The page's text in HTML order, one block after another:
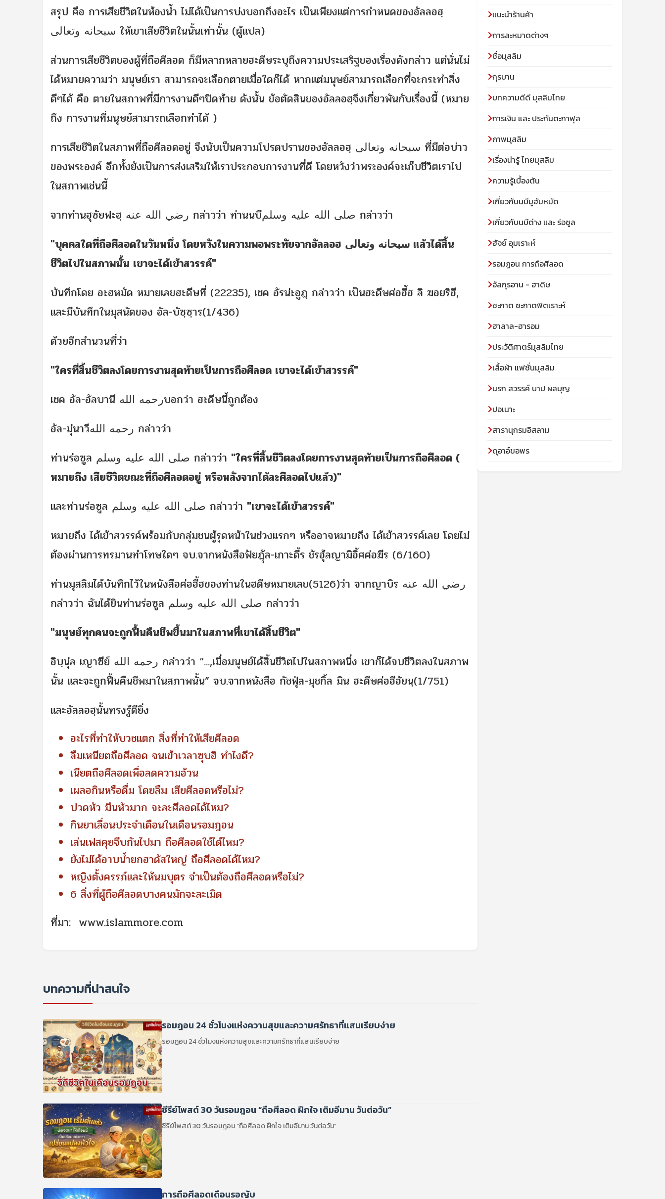
สรุป คือ การเสียชีวิตในห้องน้ำ ไม่ได้เป็นการบ่งบอกถึงอะไร เป็นเพียงแต่การกำหนดของอัลลอฮฺ
سبحانه وتعالى ให้เขาเสียชีวิตในนั้นเท่านั้น (ผู้แปล)
ส่วนการเสียชีวิตของผู้ที่ถือศีลอด ก็มีหลากหลายฮะดีษระบุถึงความประเสริฐของเรื่องดังกล่าว แต่นั่นไม่
ได้หมายความว่า มนุษย์เรา สามารถจะเลือกตายเมื่อใดก็ได้ หากแต่มนุษย์สามารถเลือกที่จะกระทำสิ่ง
ดีๆได้ คือ ตายในสภาพที่มีการงานดีๆปิดท้าย ดังนั้น ข้อตัดสินของอัลลอฮฺจึงเกี่ยวพันกับเรื่องนี้ (หมาย
ถึง การงานที่มนุษย์สามารถเลือกทำได้ )
การเสียชีวิตในสภาพที่ถือศีลอดอยู่ จึงนับเป็นความโปรดปรานของอัลลอฮฺ سبحانه وتعالى ที่มีต่อบ่าว
ของพระองค์ อีกทั้งยังเป็นการส่งเสริมให้เราประกอบการงานที่ดี โดยหวังว่าพระองค์จะเก็บชีวิตเราไป
ในสภาพเช่นนี้
จากท่านฮุซัยฟะฮฺ رضي الله عنه กล่าวว่า ท่านนบีصلى الله عليه وسلم กล่าวว่า
"บุคคลใดที่ถือศีลอดในวันหนึ่ง โดยหวังในความพอพระทัยจากอัลลอฮ سبحانه وتعالى แล้วได้สิ้น
ชีวิตไปในสภาพนั้น เขาจะได้เข้าสวรรค์"
บันทึกโดย อะฮหมัด หมายเลขฮะดีษที่ (22235), เชค อัรน่ะอูฏฺ กล่าวว่า เป็นฮะดีษศ่อฮี้ฮ ลิ ฆอยริฮี,
และมีบันทึกในมุสนัดของ อัล-บัซฺซฺาร(1/436)
ด้วยอีกสำนวนที่ว่า
"ใครที่สิ้นชีวิตลงโดยการงานสุดท้ายเป็นการถือศีลอด เขาจะได้เข้าสวรรค์"
เชค อัล-อัลบานี رحمه اللهบอกว่า ฮะดีษนี้ถูกต้อง
อัล-มุ่นาวีرحمه الله กล่าวว่า
ท่านร่อซูล صلى الله عليه وسلم กล่าวว่า "ใครที่สิ้นชีวิตลงโดยการงานสุดท้ายเป็นการถือศีลอด (
หมายถึง เสียชีวิตขณะที่ถือศีลอดอยู่ หรือหลังจากได้ละศีลอดไปแล้ว)"
และท่านร่อซูล صلى الله عليه وسلم กล่าวว่า "เขาจะได้เข้าสวรรค์"
หมายถึง ได้เข้าสวรรค์พร้อมกับกลุ่มชนผู้รุดหน้าในช่วงแรกๆ หรืออาจหมายถึง ได้เข้าสวรรค์เลย โดยไม่
ต้องผ่านการทรมานทำโทษใดๆ จบ.จากหนังสือฟัยฎุ้ล-เกาะดี้ร ชัรฮุ้ลญามิอิ้ศศ่อฆีร (6/160)
ท่านมุสลิมได้บันทึกไว้ในหนังสือศ่อฮี้ฮของท่านในฮดีษหมายเลข(5126)ว่า จากญาบิร رضي الله عنه
กล่าวว่า ฉันได้ยินท่านร่อซูล صلى الله عليه وسلم กล่าวว่า
"มนุษย์ทุกคนจะถูกฟื้นคืนชีพขึ้นมาในสภาพที่เขาได้สิ้นชีวิต"
อิบฺนุ่ล เญาซีย์ رحمه الله กล่าวว่า “...,เมื่อมนุษย์ได้สิ้นชีวิตไปในสภาพหนึ่ง เขาก็ได้จบชีวิตลงในสภาพ
นั้น และจะถูกฟื้นคืนชีพมาในสภาพนั้น” จบ.จากหนังสือ กัชฟุ่ล-มุชกิ้ล มิน ฮะดีษศ่อฮีฮัยนฺ(1/751)
และอัลลอฮฺนั้นทรงรู้ดียิ่ง
อะไรที่ทำให้บวชแตก สิ่งที่ทำให้เสียศีลอด
ลืมเหนียตถือศีลอด จนเข้าเวลาซุบฮิ ทำไงดี?
เนียตถือศีลอดเพื่อลดความอ้วน
เผลอกินหรือดื่ม โดยลืม เสียศีลอดหรือไม่?
ปวดหัว มึนหัวมาก จะละศีลอดได้ไหม?
กินยาเลื่อนประจำเดือนในเดือนรอมฎอน
เล่นเฟสคุยจีบกันไปมา ถือศีลอดใช้ได้ไหม?
ยังไม่ได้อาบน้ำยกฮาดัสใหญ่ ถือศีลอดได้ไหม?
หญิงตั้งครรภ์และให้นมบุตร จำเป็นต้องถือศีลอดหรือไม่?
6 สิ่งที่ผู้ถือศีลอดบางคนมักจะละเมิด
ที่มา: www.islammore.com
บทความที่น่าสนใจ
รอมฎอน 24 ชั่วโมงแห่งความสุขและความศรัทธาที่แสนเรียบง่าย
รอมฎอน 24 ชั่วโมงแห่งความสุขและความศรัทธาที่แสนเรียบง่าย
ซีรีย์โพสต์ 30 วันรอมฎอน “ถือศีลอด ฝึกใจ เติมอีมาน วันต่อวัน”
ซีรีย์โพสต์ 30 วันรอมฎอน “ถือศีลอด ฝึกใจ เติมอีมาน วันต่อวัน”
การถือศีลอดเดือนรอญับ
แนะนำร้านค้า
การละหมาดต่างๆ
ชื่อมุสลิม
กุรบาน
บทความดีดี มุสลิมไทย
การเงิน และ ประกันตะกาฟุล
ภาพมุสลิม
เรื่องน่ารู้ ไทยมุสลิม
ความรู้เบื้องต้น
เกี่ยวกับนบีมูฮัมหมัด
เกี่ยวกับนบีต่าง และ ร่อซูล
ฮัจย์ อุมเราะห์
รอมฏอน การถือศีลอด
อัลกุรอาน - ฮาดิษ
ซะกาต ซะกาตฟิตเราะห์
ฮาลาล-ฮารอม
ประวัติศาตร์มุสลิมไทย
เสื้อผ้า แฟชั่นมุสลิม
นรก สวรรค์ บาป ผลบุญ
ปอเนาะ
สารานุกรมอิสลาม
ดุอาอ์ขอพร